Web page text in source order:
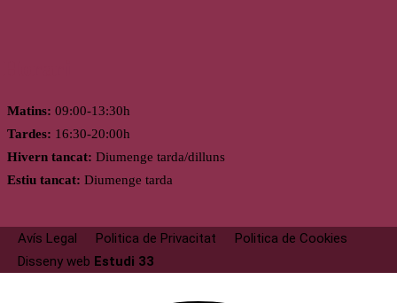
Matins: 09:00-13:30h
Tardes: 16:30-20:00h
Hivern tancat: Diumenge tarda/dilluns
Estiu tancat: Diumenge tarda
Avís Legal Politica de Privacitat
Politica de Cookies
Disseny web Estudi 33